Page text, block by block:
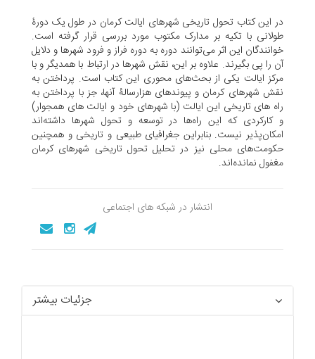
در این کتاب تحول تاریخی شهرهای ایالت کرمان در طول یک دورۀ
طولانی با تکیه بر مدارک مکتوب مورد بررسی قرار گرفته است.
خوانندگان این اثر می‌‌توانند دوره به دوره فراز و فرود شهرها و دلایل
آن را پی بگیرند. علاوه بر این، نقش شهرها در ارتباط با همدیگر و با
مرکز ایالت یکی از بحث‌‌های محوری این کتاب است. پرداختن به
نقش شهرهای کرمان و پیوندهای هزارسالۀ آنها، جز با پرداختن به
راه های تاریخی این ایالت (با شهرهای خود و ایالت های همجوار)
و کارکردی که این راه‌‌ها در توسعه و تحول شهرها داشته‌‌اند
امکان‌‌پذیر نیست. بنابراین جغرافیای طبیعی و تاریخی و همچنین
حکومت‌‌های محلی نیز در تحلیل تحول تاریخی شهرهای کرمان
مغفول نمانده‌‌اند.
انتشار در شبکه های اجتماعی
جزئیات بیشتر